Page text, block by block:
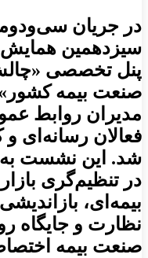
در جریان
سیزدهمین همایش
پنل تخصصی
صنعت بیمه
مدیران روابط
فعالان رسانه‌ای و
شد. این نشست
در تنظیم‌گری
بیمه‌ای،
نظارت و جایگاه
صنعت بیمه